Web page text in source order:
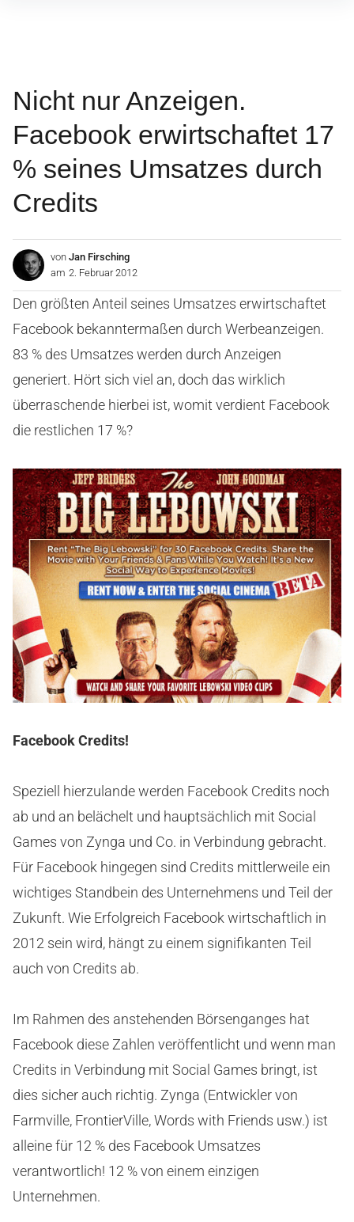
Nicht nur Anzeigen.
Facebook erwirtschaftet 17
% seines Umsatzes durch
Credits
von Jan Firsching
am 2. Februar 2012
Den größten Anteil seines Umsatzes erwirtschaftet
Facebook bekanntermaßen durch Werbeanzeigen.
83 % des Umsatzes werden durch Anzeigen
generiert. Hört sich viel an, doch das wirklich
überraschende hierbei ist, womit verdient Facebook
die restlichen 17 %?
Facebook Credits!
Speziell hierzulande werden Facebook Credits noch
ab und an belächelt und hauptsächlich mit Social
Games von Zynga und Co. in Verbindung gebracht.
Für Facebook hingegen sind Credits mittlerweile ein
wichtiges Standbein des Unternehmens und Teil der
Zukunft. Wie Erfolgreich Facebook wirtschaftlich in
2012 sein wird, hängt zu einem signifikanten Teil
auch von Credits ab.
Im Rahmen des anstehenden Börsenganges hat
Facebook diese Zahlen veröffentlicht und wenn man
Credits in Verbindung mit Social Games bringt, ist
dies sicher auch richtig. Zynga (Entwickler von
Farmville, FrontierVille, Words with Friends usw.) ist
alleine für 12 % des Facebook Umsatzes
verantwortlich! 12 % von einem einzigen
Unternehmen.